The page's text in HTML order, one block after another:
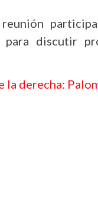
discutir
la derecha: